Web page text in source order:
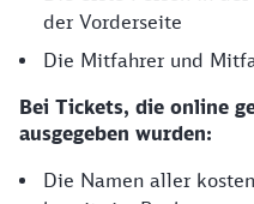
der Vorderseite
Die Mitfahrer und
Bei Tickets, die online
ausgegeben wurden:
Die Namen aller